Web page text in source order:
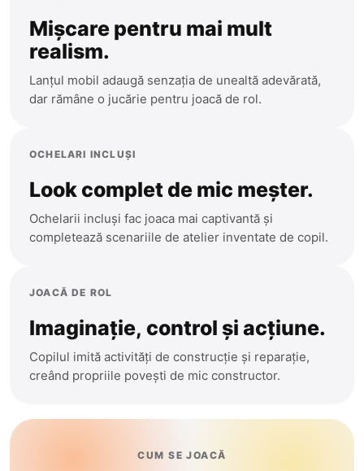
Mișcare pentru mai mult
realism.
Lanțul mobil adaugă senzația de unealtă adevărată,
dar rămâne o jucărie pentru joacă de rol.
OCHELARI INCLUȘI
Look complet de mic meșter.
Ochelarii incluși fac joaca mai captivantă și
completează scenariile de atelier inventate de copil.
JOACĂ DE ROL
Imaginație, control și acțiune.
Copilul imită activități de construcție și reparație,
creând propriile povești de mic constructor.
CUM SE JOACĂ
CATEGORII
Toate
Precomanda
Teleghidate
Arme
Bucătării
Cahul
Calarasi
Cantemir
Causeni
Cimislia
Comrat
Donduseni
Edinet